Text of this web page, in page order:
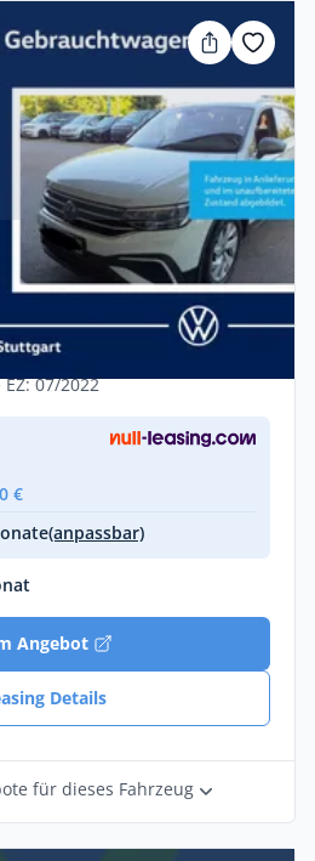
Allspace Life 1.5 TSI
AHK
PS (110 kW)
EZ: 07/2022
€
(anpassbar)
Angebot
Details
für dieses Fahrzeug